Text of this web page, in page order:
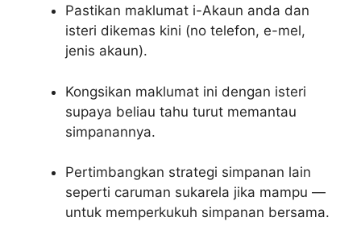
Pastikan maklumat i-Akaun anda dan
isteri dikemas kini (no telefon, e-mel,
jenis akaun).
Kongsikan maklumat ini dengan isteri
supaya beliau tahu turut memantau
simpanannya.
Pertimbangkan strategi simpanan lain
seperti caruman sukarela jika mampu —
untuk memperkukuh simpanan bersama.